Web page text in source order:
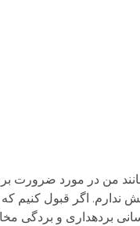
من در مورد ضرورت
برده­داری و بردگی